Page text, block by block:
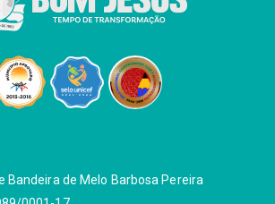
Bandeira de Melo Barbosa Pereira